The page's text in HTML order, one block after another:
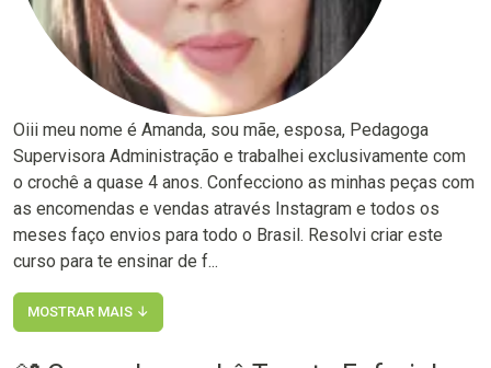
Oiii meu nome é Amanda, sou mãe, esposa, Pedagoga
Supervisora Administração e trabalhei exclusivamente com
o crochê a quase 4 anos. Confecciono as minhas peças com
as encomendas e vendas através Instagram e todos os
meses faço envios para todo o Brasil. Resolvi criar este
curso para te ensinar de f...
MOSTRAR MAIS ↓